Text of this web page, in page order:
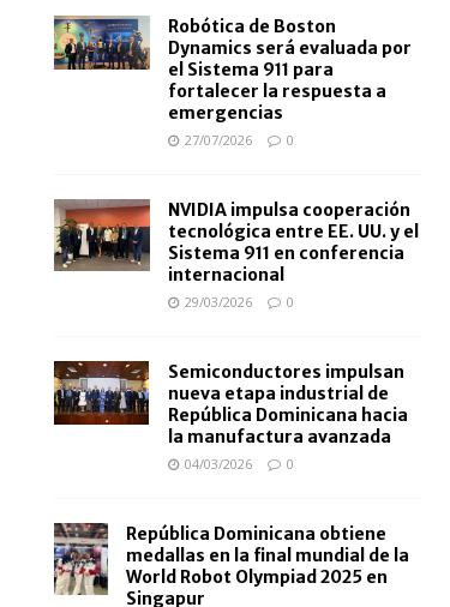
Robótica de Boston
Dynamics será evaluada por
el Sistema 911 para
fortalecer la respuesta a
emergencias
27/07/2026 0
NVIDIA impulsa cooperación
tecnológica entre EE. UU. y el
Sistema 911 en conferencia
internacional
29/03/2026 0
Semiconductores impulsan
nueva etapa industrial de
República Dominicana hacia
la manufactura avanzada
04/03/2026 0
República Dominicana obtiene
medallas en la final mundial de la
World Robot Olympiad 2025 en
Singapur